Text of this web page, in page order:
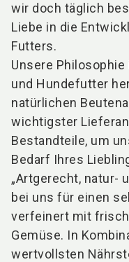
wir doch täglich
Liebe in die
Futters.
Unsere
und Hundefutter
natürlichen
wichtigster
Bestandteile, um
Bedarf Ihres
„Artgerecht, natur-
bei uns für einen
verfeinert mit
Gemüse. In
wertvollsten